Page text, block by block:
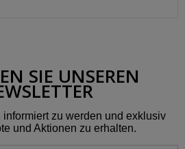
SIE UNSEREN
zu werden und exklusiv
und Aktionen zu erhalten.